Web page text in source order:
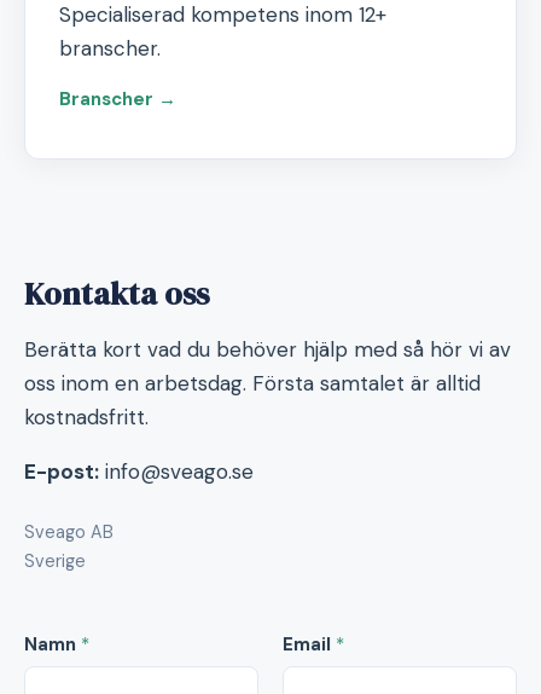
Specialiserad kompetens inom 12+
branscher.
Branscher →
Kontakta oss
Berätta kort vad du behöver hjälp med så hör vi av
oss inom en arbetsdag. Första samtalet är alltid
kostnadsfritt.
E-post: info@sveago.se
Sveago AB
Sverige
Namn * Email *